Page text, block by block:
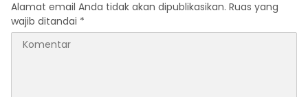
Alamat email Anda tidak akan dipublikasikan. Ruas yang
wajib ditandai *